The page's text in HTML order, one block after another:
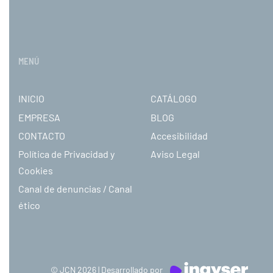
MENÚ
INICIO
CATÁLOGO
EMPRESA
BLOG
CONTACTO
Accesibilidad
Política de Privacidad y
Cookies
Aviso Legal
Canal de denuncias / Canal
ético
© JCN 2026 | Desarrollado por